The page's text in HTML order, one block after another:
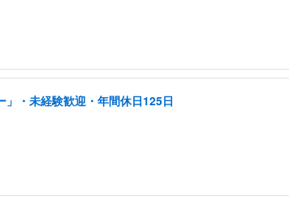
・未経験歓迎・年間休日125日